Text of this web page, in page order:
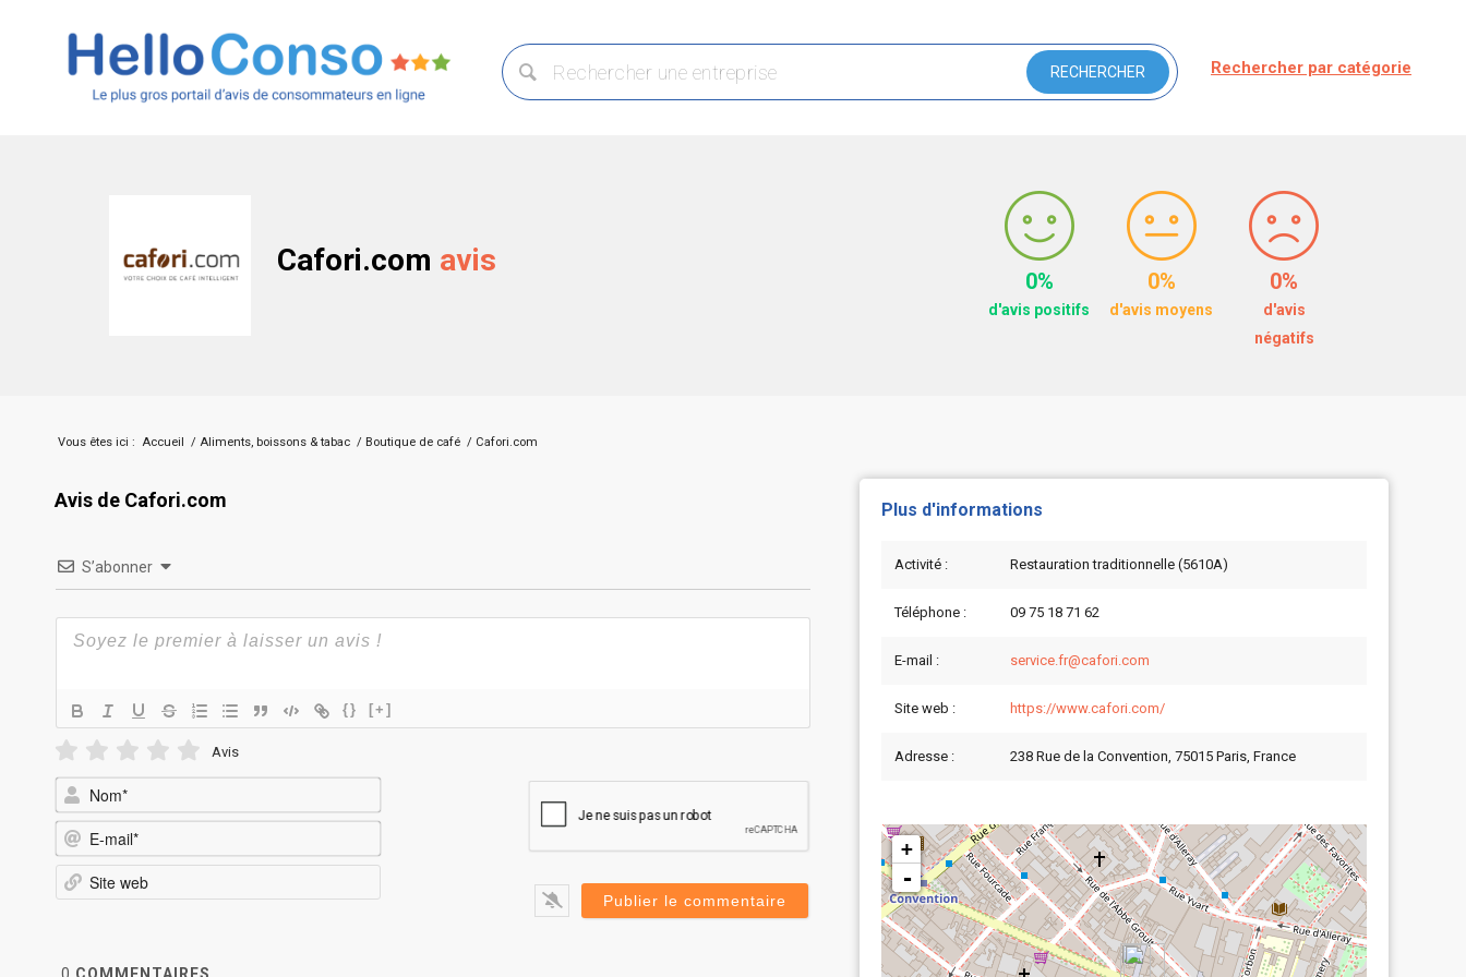
Rechercher par catégorie
Cafori.com avis
0%
d'avis positifs
0%
d'avis moyens
0%
d'avis
négatifs
Vous êtes ici : Accueil / Aliments, boissons & tabac / Boutique de café / Cafori.com
Avis de Cafori.com
S’abonner
{} [+]
Avis
mail*
Plus d'informations
Activité : Restauration traditionnelle (5610A)
Téléphone : 09 75 18 71 62
E-mail : service.fr@cafori.com
Site web : https://www.cafori.com/
Adresse : 238 Rue de la Convention, 75015 Paris, France
+
-